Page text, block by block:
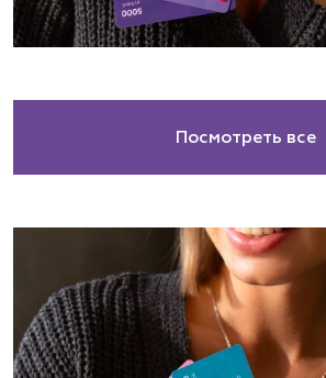
Посмотреть все